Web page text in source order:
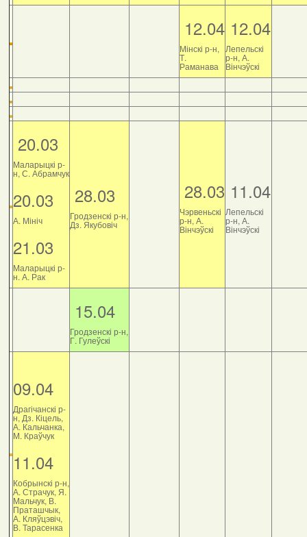
12.04
Мінскі р-н,
Т.
Раманава
12.04
Лепельскі
р-н, А.
Вінчэўскі
20.03
Маларыцкі р-
н, С. Абрамчук
20.03
А. Мініч
21.03
Маларыцкі р-
н. А. Рак
28.03
Гродзенскі р-н,
Дз. Якубовіч
28.03
Чэрвеньскі
р-н, А.
Вінчэўскі
11.04
Лепельскі
р-н, А.
Вінчэўскі
15.04
Гродзенскі р-н,
Г. Гулеўскі
09.04
Драгічанскі р-
н, Дз. Кіцель,
А. Кальчанка,
М. Краўчук
11.04
Кобрынскі р-н,
А. Страчук, Я.
Мальчук, В.
Праташчык,
А. Кляўцэвіч,
В. Тарасенка